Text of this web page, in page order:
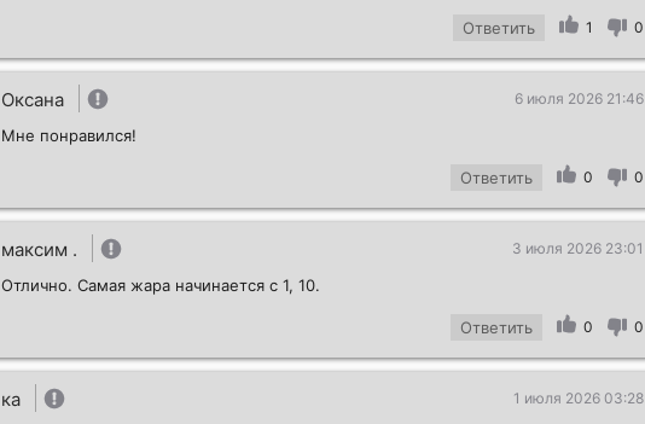
Ответить 1 0
Оксана 6 июля 2026 21:46
Мне понравился!
Ответить 0 0
максим . 3 июля 2026 23:01
Отлично. Самая жара начинается с 1, 10.
Ответить 0 0
ка 1 июля 2026 03:28